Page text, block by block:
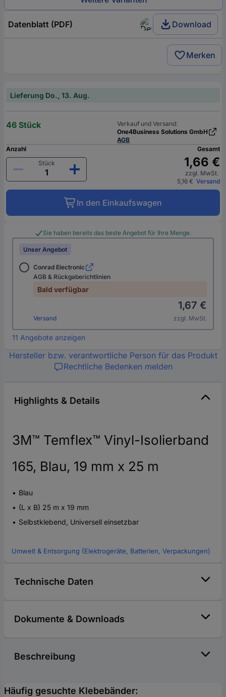
Datenblatt (PDF) Download
Merken
Lieferung Do., 13. Aug.
46 Stück
Verkauf und Versand:
One4Business Solutions GmbH
AGB
Anzahl
Stück
Gesamt
1,66 €
zzgl. MwSt.
5,16 € Versand
In den Einkaufswagen
Sie haben bereits das beste Angebot für Ihre Menge.
Unser Angebot
Conrad Electronic
AGB & Rückgaberichtlinien
Bald verfügbar
Versand
1,67 €
zzgl. MwSt.
11 Angebote anzeigen
Hersteller bzw. verantwortliche Person für das Produkt
Rechtliche Bedenken melden
Highlights & Details
3M™ Temflex™ Vinyl-Isolierband
165, Blau, 19 mm x 25 m
Blau
(L x B) 25 m x 19 mm
Selbstklebend, Universell einsetzbar
Umwelt & Entsorgung (Elektrogeräte, Batterien, Verpackungen)
Technische Daten
Dokumente & Downloads
Beschreibung
Häufig gesuchte Klebebänder: